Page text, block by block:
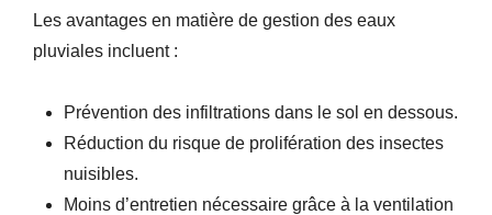
Les avantages en matière de gestion des eaux
pluviales incluent :
Prévention des infiltrations dans le sol en dessous.
Réduction du risque de prolifération des insectes
nuisibles.
Moins d’entretien nécessaire grâce à la ventilation